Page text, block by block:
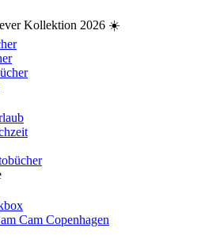
Kollektion 2026 ☀️
Cam Copenhagen